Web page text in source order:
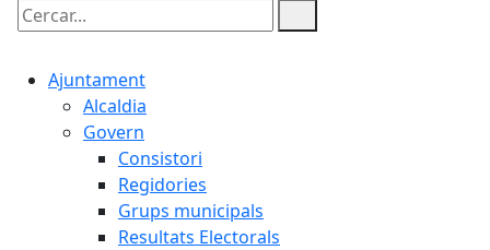
Cercar:
Ajuntament
Alcaldia
Govern
Consistori
Regidories
Grups municipals
Resultats Electorals